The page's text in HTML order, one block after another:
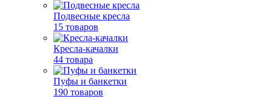
Подвесные кресла
15 товаров
Кресла-качалки
44 товара
Пуфы и банкетки
190 товаров